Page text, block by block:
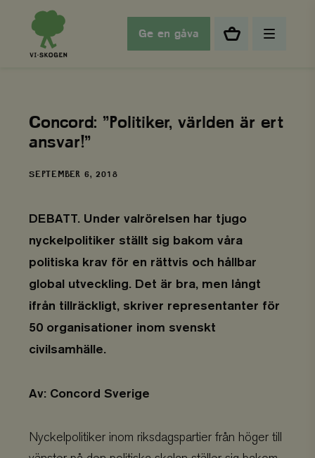
Ge en gåva
Concord: ”Politiker, världen är ert
ansvar!”
DATUM
SEPTEMBER 6, 2018
DEBATT. Under valrörelsen har tjugo
nyckelpolitiker ställt sig bakom våra
politiska krav för en rättvis och hållbar
global utveckling. Det är bra, men långt
ifrån tillräckligt, skriver representanter för
50 organisationer inom svenskt
civilsamhälle.
Av: Concord Sverige
Nyckelpolitiker inom riksdagspartier från höger till